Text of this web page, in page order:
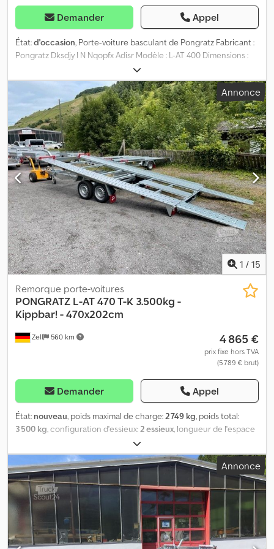
Demander Appel
État:d'occasion, Porte-voiture basculant de Pongratz Fabricant :
Pongratz Dksdjy I N Nqopfx Adisr Modèle : L-AT 400 Dimensions :
env. 3500 x 1950 mm (L x l x H) PTAC : 1500 kg Poids à vide : env. 383
kg Charge utile : env. 1117 kg (les indications de charge utile
peuvent varier selon l'équipement et la construction) Plateau de
chargement basculant offrant un angle de montée faible Rampes
de montée amovibles et réglables en continu, à insérer dans le
plateau de chargement Surface de stationnement en acier
perforé pour un arrimage facile et précis Butées de roue avant
réglables sur le plateau Support de treuil déplaçable Roue de
secours Feux de gabarit Châssis rigide galvanisé Prise 13 broches
Bavettes Mise en circulation : 30.08.2019 Contrôlé en atelier
Contrôle technique neuf sur demande Options et accessoires
possibles pour cette remorque : Antivol Sangles spéciales pour
porte-voitures pour un arrimage facile et sécurisé des véhicules
Immatriculation de votre nouvelle remorque auprès des autorités
compétentes
Annonce
1 / 15
Zell 560 km
Remorque porte-voitures
PONGRATZ L-AT 470 T-K 3.500kg -
Kippbar! - 470x202cm
4 865 €
prix fixe hors TVA
(5 789 € brut)
Demander Appel
État: nouveau, poids maximal de charge:2 749 kg, poids total:
3 500 kg, configuration d'essieux:2 essieux, longueur de l'espace
, largeur de l’espace de chargement:
2 020 mm, Pongratz/Saris Transporteur de véhicules L-AT 470 T-K
basculant 3 500 kg ATTENTION PRIX PROMOTIONNEL -
QUANTITÉS LIMITÉES ! Poids total autorisé : 3 500 kg Dimensions
de la surface de chargement : 4,71 x 2,02 m (L x l) Dsdpex T R E Refx
Adiekr Transporteur de véhicules Pongratz 3 500 kg en version
basculante avec rampes d’accès, offrant ainsi un angle de
montée ultra plat. Supports pour montage ultérieur d’une roue
de secours et support de treuil inclus dans l’offre. Les voies de
Annonce